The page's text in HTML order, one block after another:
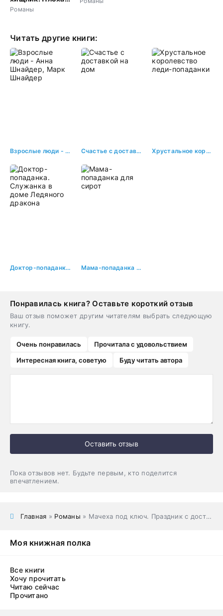
девочка будет
Романы
Читать другие книги:
Взрослые люди - Анна Шнайдер, Марк Шнайдер Счастье с доставкой на дом Хрустальное королевство леди-попаданки
Доктор-попаданка. Служанка в доме Ледяного дракона Мама-попаданка для сирот
Понравилась книга? Оставьте короткий отзыв
Ваш отзыв поможет другим читателям выбрать следующую
книгу.
Очень понравилась
Прочитала с удовольствием
Интересная книга, советую
Буду читать автора
Оставить отзыв
Пока отзывов нет. Будьте первым, кто поделится
впечатлением.
Главная » Романы » Мачеха под ключ. Праздник с доставкой для сирот
Моя книжная полка
Все книги
Хочу прочитать
Читаю сейчас
Прочитано